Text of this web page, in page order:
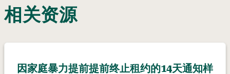
相关资源
因家庭暴力提前提前终止租约的14天通知样